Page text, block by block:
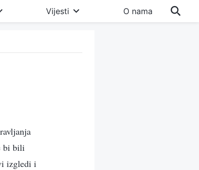
Vijesti O nama
bi bili
izgledi i